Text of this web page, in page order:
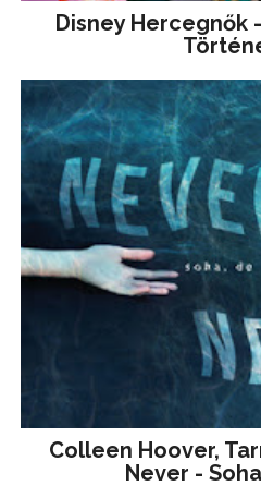
Disney ​Hercegnők
Colleen Hoover,
Never -